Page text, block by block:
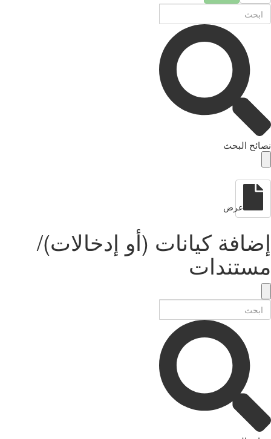
نصائح البحث
عرض
إضافة كيانات (أو إدخالات)/
مستندات